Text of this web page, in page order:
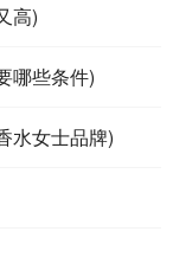
高)
哪些条件)
水女士品牌)